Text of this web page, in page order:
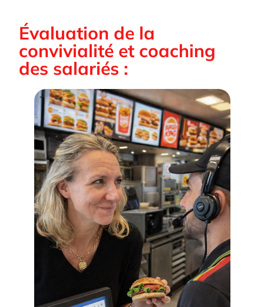
Évaluation de la
convivialité et coaching
des salariés :